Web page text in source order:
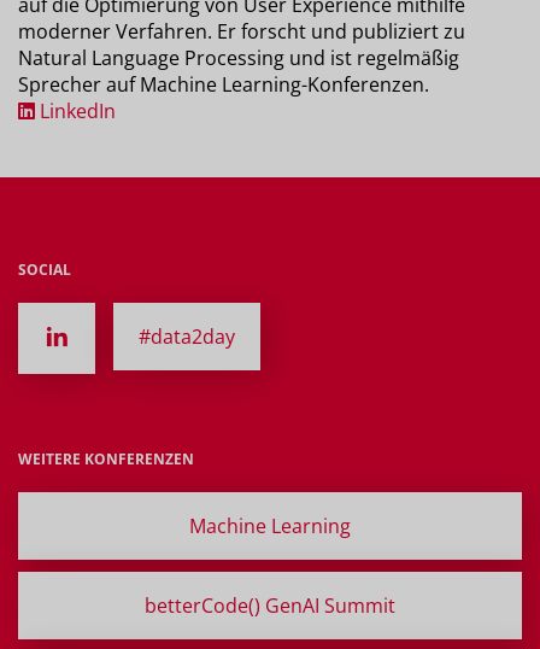
moderner Verfahren. Er forscht und publiziert zu
Natural Language Processing und ist regelmäßig
Sprecher auf Machine Learning-Konferenzen.
LinkedIn
SOCIAL
#data2day
WEITERE KONFERENZEN
Machine Learning
betterCode() GenAI Summit